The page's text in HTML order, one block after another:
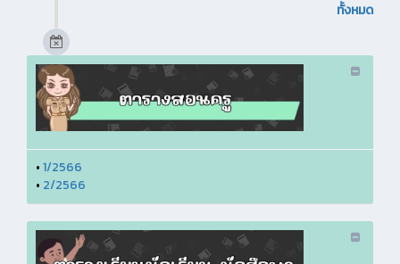
ทั้งหมด
•1/2566
• 2/2566